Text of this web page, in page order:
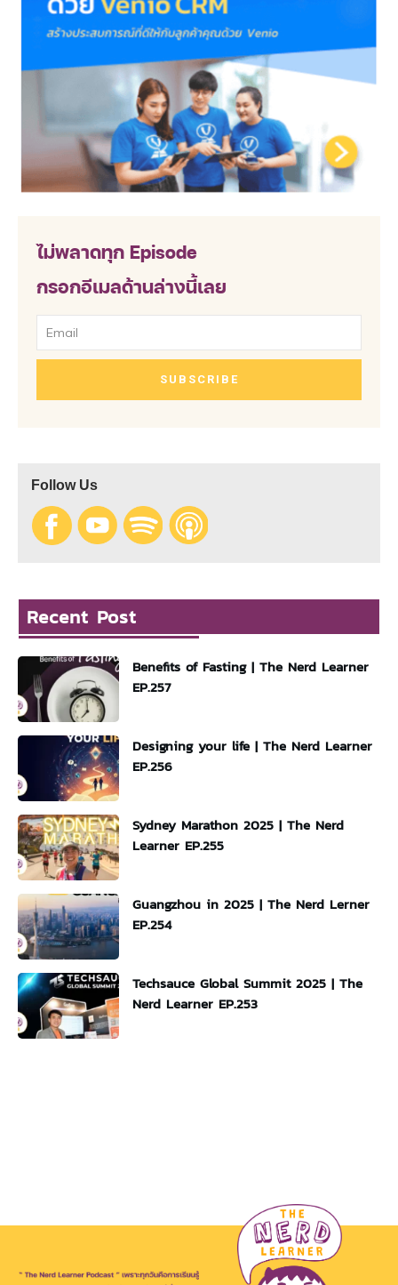
ไม่พลาดทุก Episode
กรอกอีเมลด้านล่างนี้เลย
SUBSCRIBE
Follow Us
Recent Post
Benefits of Fasting | The Nerd Learner
EP.257
Designing your life | The Nerd Learner
EP.256
Sydney Marathon 2025 | The Nerd
Learner EP.255
Guangzhou in 2025 | The Nerd Lerner
EP.254
Techsauce Global Summit 2025 | The
Nerd Learner EP.253